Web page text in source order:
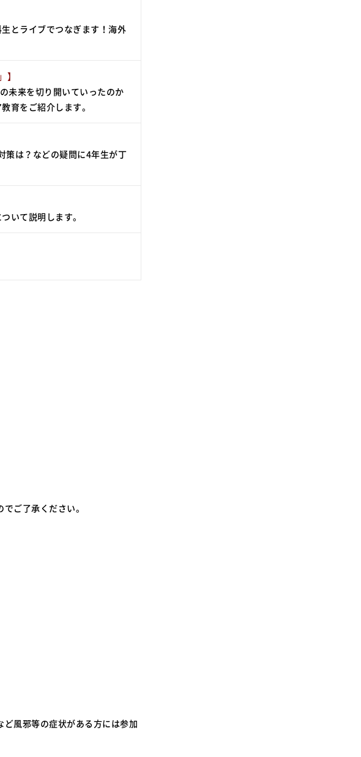
とライブでつなぎます！海外
未来を切り開いていったのか
育をご紹介します。
策は？などの疑問に4年生が丁
いて説明します。
ご了承ください。
風邪等の症状がある方には参加